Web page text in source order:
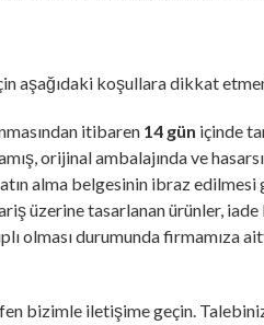
aşağıdaki koşullara dikkat
itibaren 14 gün içinde
orijinal ambalajında ve
alma belgesinin ibraz
üzerine tasarlanan ürünler, iade
olması durumunda firmamıza
bizimle iletişime geçin.